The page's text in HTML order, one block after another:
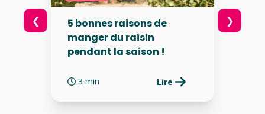
❮
5 bonnes raisons de
manger du raisin
pendant la saison !
3 min Lire
❯